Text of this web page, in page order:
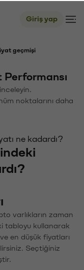
Giriş yap
geçmişi
noktalarını daha
ne kadardı?
varlıkların zaman
tabloyu kullanarak
en düşük fiyatları
Seçtiğiniz